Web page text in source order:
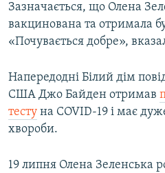
Зазначається, що Олена
вакцинована та отримала
«Почувається добре»,
Напередодні Білий дім
США Джо Байден отримав
тесту на COVID-19 і має
хвороби.
19 липня Олена Зеленська